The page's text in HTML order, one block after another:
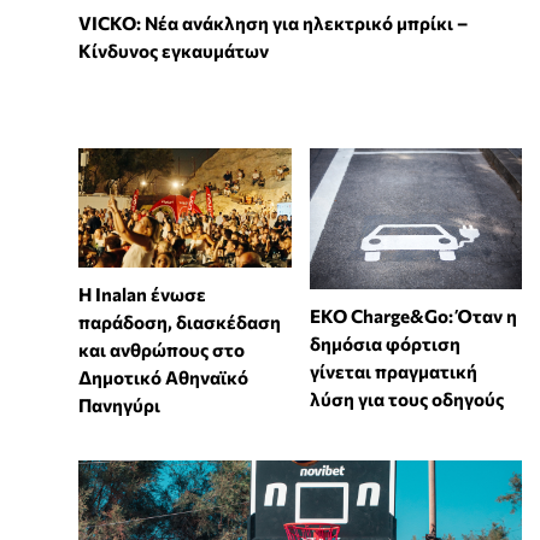
VICKO: Νέα ανάκληση για ηλεκτρικό μπρίκι –
Κίνδυνος εγκαυμάτων
Η Inalan ένωσε
παράδοση, διασκέδαση
και ανθρώπους στο
Δημοτικό Αθηναϊκό
Πανηγύρι
EKO Charge&Go: Όταν η
δημόσια φόρτιση
γίνεται πραγματική
λύση για τους οδηγούς